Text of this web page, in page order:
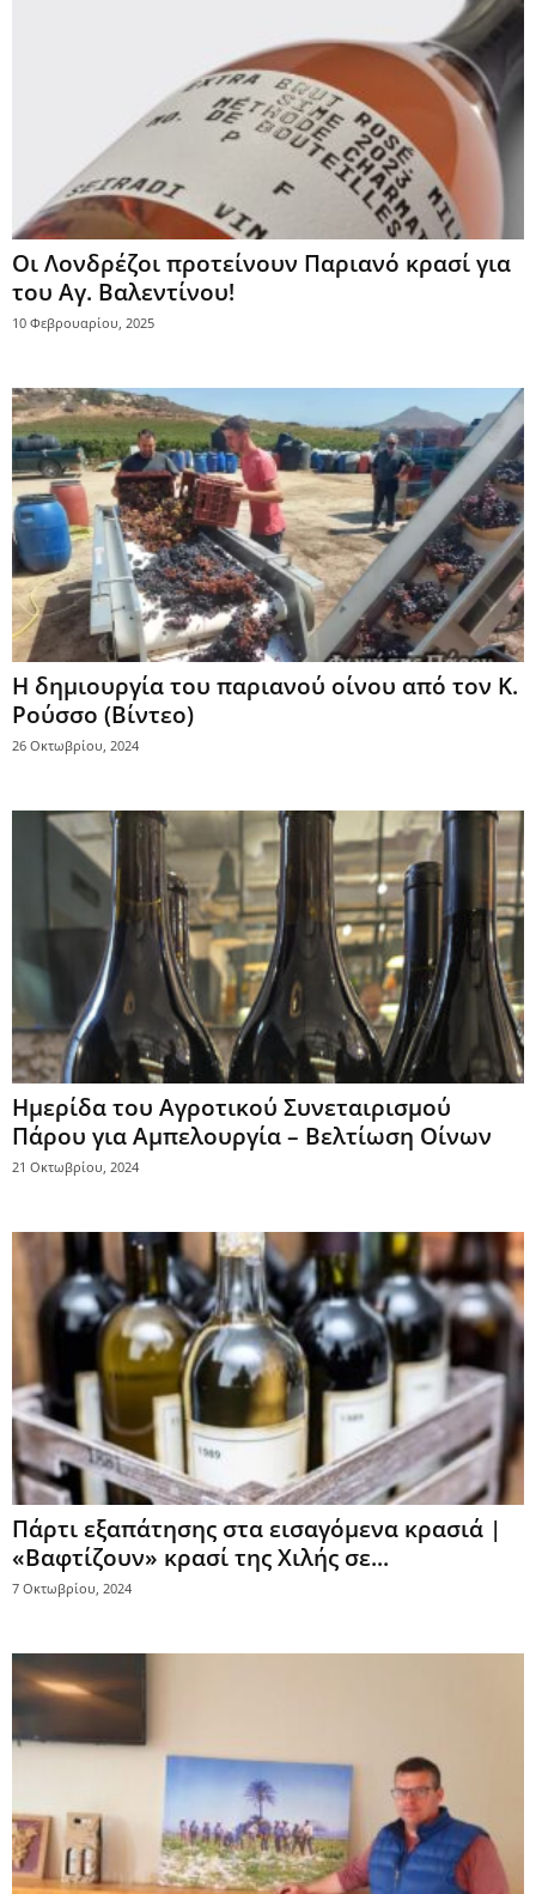
Οι Λονδρέζοι προτείνουν Παριανό κρασί για
του Αγ. Βαλεντίνου!
10 Φεβρουαρίου, 2025
Η δημιουργία του παριανού οίνου από τον Κ.
Ρούσσο (Βίντεο)
26 Οκτωβρίου, 2024
Ημερίδα του Αγροτικού Συνεταιρισμού
Πάρου για Αμπελουργία – Βελτίωση Οίνων
21 Οκτωβρίου, 2024
Πάρτι εξαπάτησης στα εισαγόμενα κρασιά |
«Βαφτίζουν» κρασί της Χιλής σε...
7 Οκτωβρίου, 2024